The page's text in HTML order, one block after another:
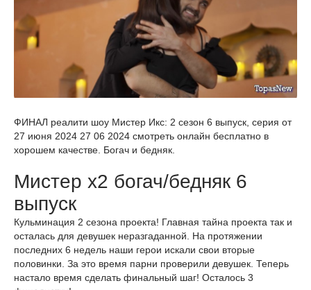
ФИНАЛ реалити шоу Мистер Икс: 2 сезон 6 выпуск, серия от
27 июня 2024 27 06 2024 смотреть онлайн бесплатно в
хорошем качестве. Богач и бедняк.
Мистер х2 богач/бедняк 6
выпуск
Кульминация 2 сезона проекта! Главная тайна проекта так и
осталась для девушек неразгаданной. На протяжении
последних 6 недель наши герои искали свои вторые
половинки. За это время парни проверили девушек. Теперь
настало время сделать финальный шаг! Осталось 3